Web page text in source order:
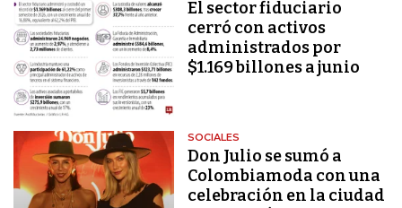
El sector fiduciario
cerró con activos
administrados por
$1.169 billones a junio
SOCIALES
Don Julio se sumó a
Colombiamoda con una
celebración en la ciudad